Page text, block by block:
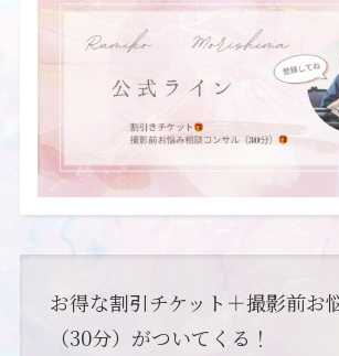
お得な割引チケット＋撮影前お
（30分）がついてくる！